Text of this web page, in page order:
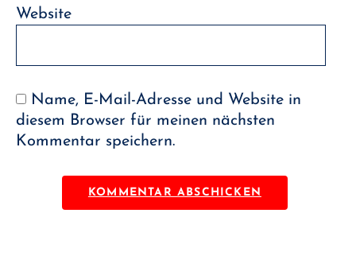
Website
Name, E-Mail-Adresse und Website in
diesem Browser für meinen nächsten
Kommentar speichern.